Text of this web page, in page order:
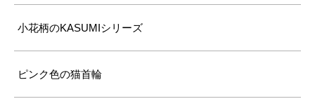
小花柄のKASUMIシリーズ
ピンク色の猫首輪